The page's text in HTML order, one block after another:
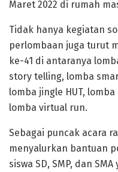
Maret 2022 di rumah
Tidak hanya kegiatan
perlombaan juga turut
ke-41 di antaranya
story telling, lomba
lomba jingle HUT,
lomba virtual run.
Sebagai puncak acara
menyalurkan bantuan
siswa SD, SMP, dan